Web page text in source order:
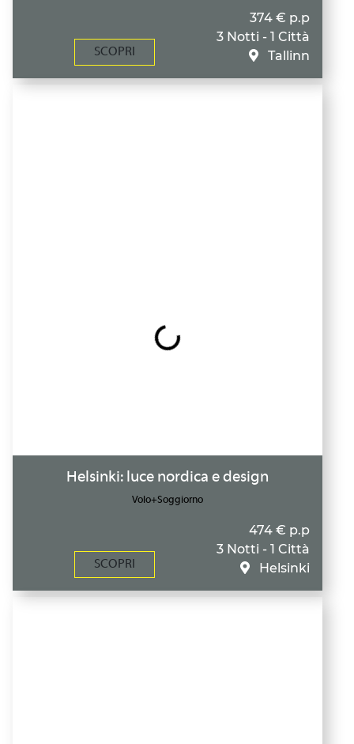
SCOPRI
374 € p.p
3 Notti - 1 Città
Tallinn
Helsinki: luce nordica e design
Volo+Soggiorno
SCOPRI
474 € p.p
3 Notti - 1 Città
Helsinki